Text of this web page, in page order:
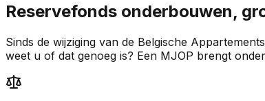
Reservefonds onderbouwen,
Sinds de wijziging van de Belgische
weet u of dat genoeg is? Een MJOP brengt